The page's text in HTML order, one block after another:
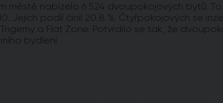
městě nabízelo 6 524 dvoupokojových bytů.
Jejich podíl činil 20,8 %. Čtyřpokojových se
a Flat Zone. Potvrdilo se tak, že
bydlení.